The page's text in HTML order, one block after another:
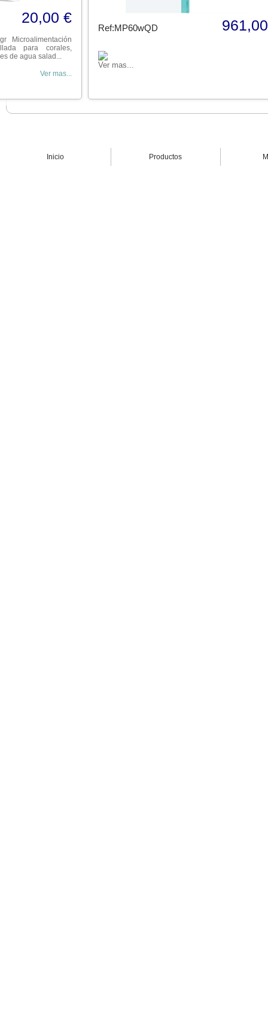
20,00 €
Microalimentación
para corales,
de agua salad...
Ver mas...
Ref:MP60wQD
Ver mas...
Inicio Productos